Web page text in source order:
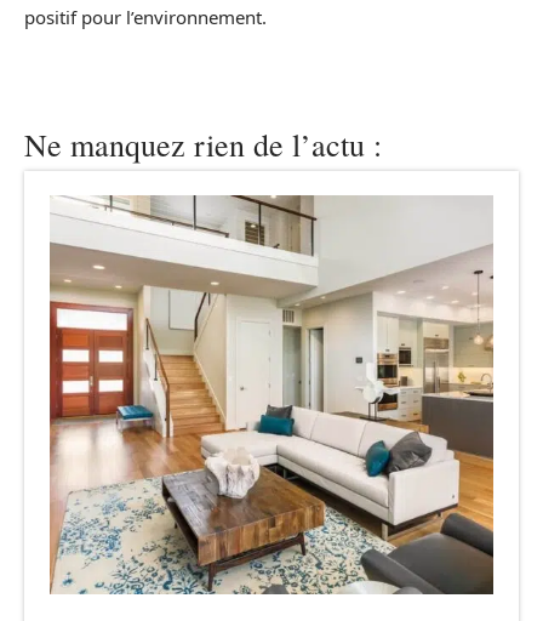
positif pour l’environnement.
Ne manquez rien de l’actu :